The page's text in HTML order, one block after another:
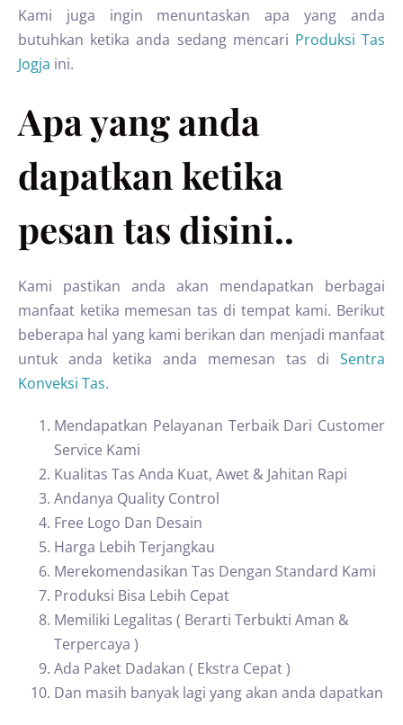
Kami juga ingin menuntaskan apa yang anda
butuhkan ketika anda sedang mencari Produksi Tas
Jogja ini.
Apa yang anda
dapatkan ketika
pesan tas disini..
Kami pastikan anda akan mendapatkan berbagai
manfaat ketika memesan tas di tempat kami. Berikut
beberapa hal yang kami berikan dan menjadi manfaat
untuk anda ketika anda memesan tas di Sentra
Konveksi Tas.
Mendapatkan Pelayanan Terbaik Dari Customer
Service Kami
Kualitas Tas Anda Kuat, Awet & Jahitan Rapi
Andanya Quality Control
Free Logo Dan Desain
Harga Lebih Terjangkau
Merekomendasikan Tas Dengan Standard Kami
Produksi Bisa Lebih Cepat
Memiliki Legalitas ( Berarti Terbukti Aman &
Terpercaya )
Ada Paket Dadakan ( Ekstra Cepat )
Dan masih banyak lagi yang akan anda dapatkan